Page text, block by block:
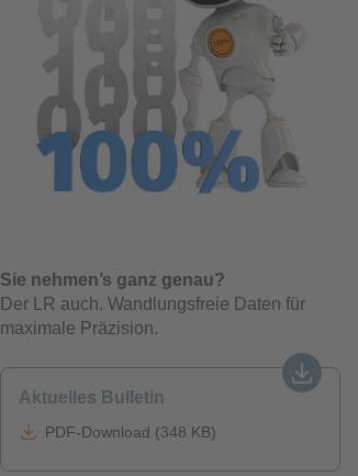
Sie nehmen’s ganz genau?
Der LR auch. Wandlungsfreie Daten für
maximale Präzision.
Aktuelles Bulletin
PDF-Download (348 KB)